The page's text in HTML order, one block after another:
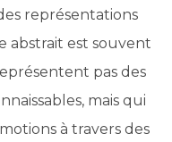
représentations
abstrait est souvent
pas des
mais qui
à travers des